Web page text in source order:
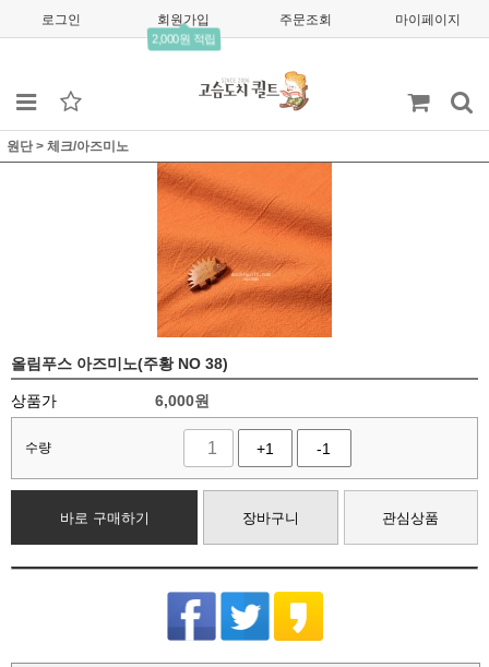
로그인 회원가입
2,000원 적립
주문조회 마이페이지
원단 > 체크/아즈미노
올림푸스 아즈미노(주황 NO 38)
상품가 6,000원
수량 +1 -1
바로 구매하기 장바구니 관심상품